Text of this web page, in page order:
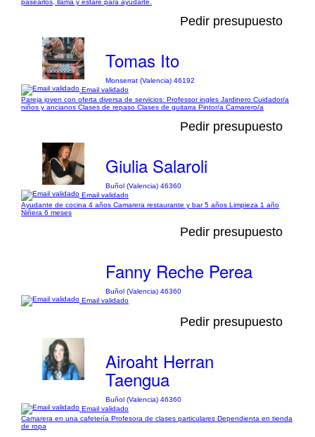
pasearlos, llama y estaré para ayudarte.
Pedir presupuesto
Tomas Ito
Monserrat (Valencia) 46192
Email validado
Pareja joven con oferta diversa de servicios: Professor ingles Jardinero Cuidador/a
niños y ancianos Clases de repaso Clases de guitarra Pintor/a Camarero/a
Pedir presupuesto
Giulia Salaroli
Buñol (Valencia) 46360
Email validado
Ayudante de cocina 4 años Camarera restaurante y bar 5 años Limpieza 1 año
Niñera 6 meses
Pedir presupuesto
Fanny Reche Perea
Buñol (Valencia) 46360
Email validado
Pedir presupuesto
Airoaht Herran
Taengua
Buñol (Valencia) 46360
Email validado
Camarera en una cafetería Profesora de clases particulares Dependienta en tienda
de ropa